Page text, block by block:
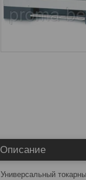
Описание
Универсальный